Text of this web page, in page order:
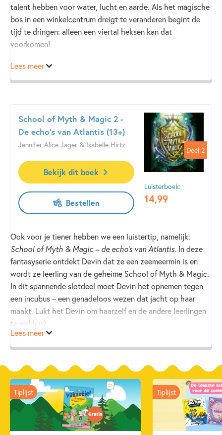
talent hebben voor water, lucht en aarde. Als het magische
bos in een winkelcentrum dreigt te veranderen begint de
tijd te dringen: alleen een viertal heksen kan dat
voorkomen!
Met dit luisterboek voor negen jaar en ouder zijn je
kinderen uren zoet.
Lees meer
Deel 2
Deel 2
Luisterboek:
14,99
School of Myth & Magic 2 -
De echo's van Atlantis (13+)
Jennifer Alice Jager & Isabelle Hirtz
Bekijk dit boek
Bestellen
Ook voor je tiener hebben we een luistertip, namelijk:
School of Myth & Magic – de echo’s van Atlantis. In deze
fantasyserie ontdekt Devin dat ze een zeemeermin is en
wordt ze leerling van de geheime School of Myth & Magic.
In dit spannende slotdeel moet Devin het opnemen tegen
een incubus – een genadeloos wezen dat jacht op haar
maakt. Lukt het Devin om haarzelf en de andere leerlingen
te redden?
Ontdekhierhet eerste deel van deze spannende en
Lees meer
Tiplijst Tiplijst